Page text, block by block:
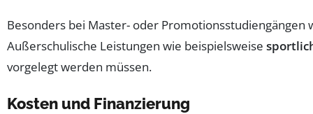
Besonders bei Master- oder Promotionsstudiengängen
Außerschulische Leistungen wie beispielsweise
vorgelegt werden müssen.
Kosten und Finanzierung